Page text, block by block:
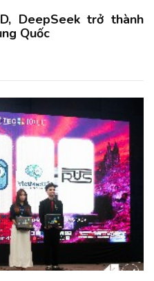
DeepSeek trở thành
Quốc